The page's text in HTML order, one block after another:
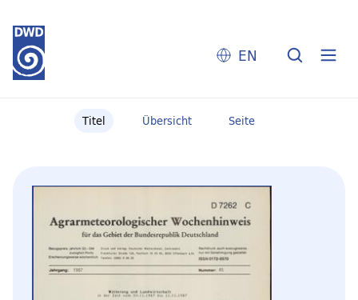
EN
Titel Übersicht Seite